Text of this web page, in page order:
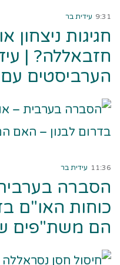
9:31 עידית בר
חגיגות ניצחון
חזבאללה? |
הערביסטים עם
11:36 עידית בר
הסברה
כוחות האו"ם
הם משת"פים